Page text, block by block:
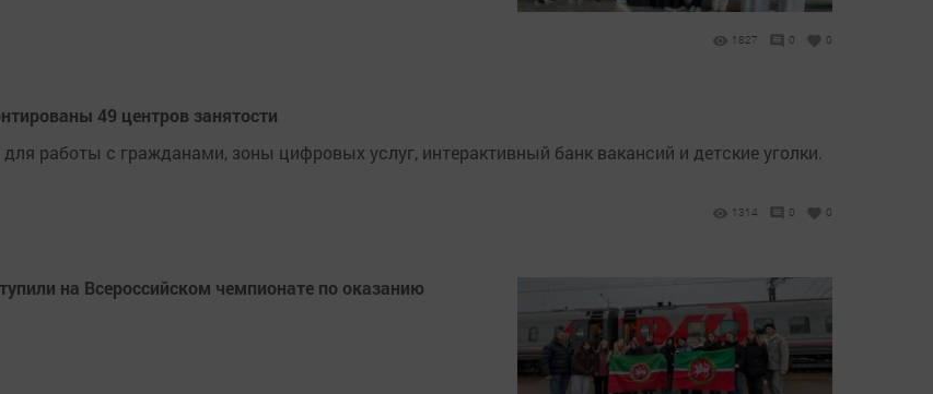
1827 0 0
49 центров занятости
работы с гражданами, зоны цифровых услуг, интерактивный банк вакансий и детские уголки.
1314 0 0
на Всероссийском чемпионате по оказанию